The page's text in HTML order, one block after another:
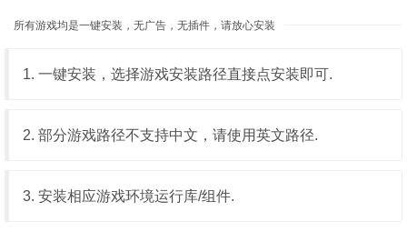
所有游戏均是一键安装，无广告，无插件，请放心安装
1. 一键安装，选择游戏安装路径直接点安装即可.
2. 部分游戏路径不支持中文，请使用英文路径.
3. 安装相应游戏环境运行库/组件.